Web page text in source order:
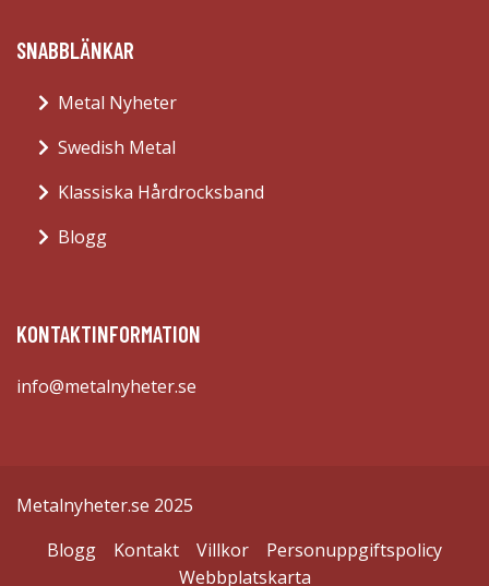
SNABBLÄNKAR
Metal Nyheter
Swedish Metal
Klassiska Hårdrocksband
Blogg
KONTAKTINFORMATION
info@metalnyheter.se
Metalnyheter.se 2025
Blogg
Kontakt Villkor
Personuppgiftspolicy
Webbplatskarta